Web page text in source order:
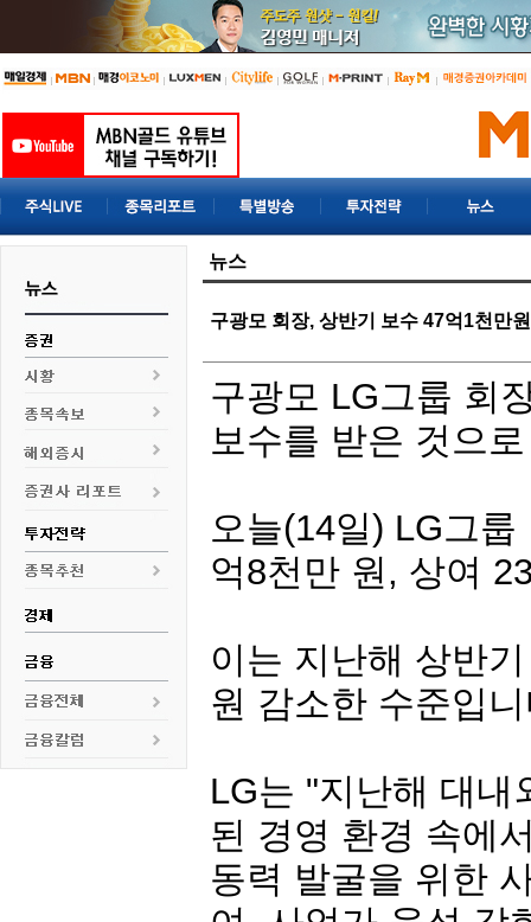
뉴스
구광모 회장, 상반기 보수 47억1천만
구광모 LG그룹 회
보수를 받은 것으
오늘(14일) LG그
억8천만 원, 상여
이는 지난해 상반
원 감소한 수준입
LG는 "지난해 대내
된 경영 환경 속에
동력 발굴을 위한